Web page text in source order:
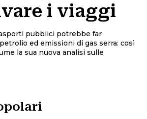
i viaggi
pubblici potrebbe far
ed emissioni di gas serra: così
la sua nuova analisi sulle